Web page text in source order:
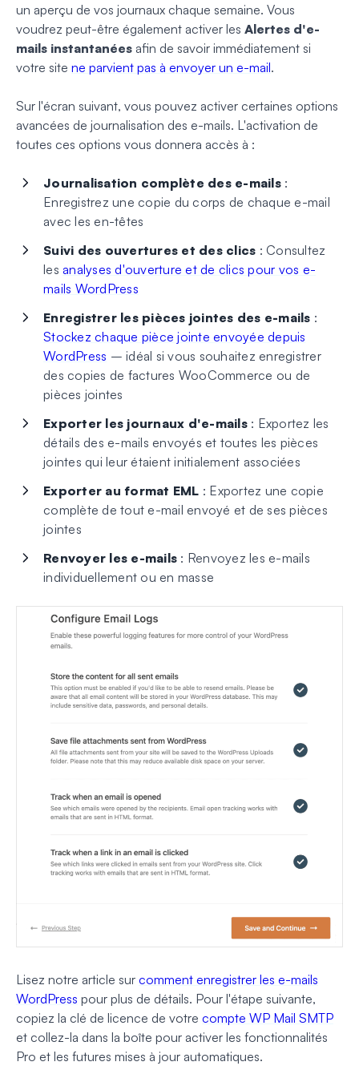
un aperçu de vos journaux chaque semaine. Vous
voudrez peut-être également activer les Alertes d'e-
mails instantanées afin de savoir immédiatement si
votre site ne parvient pas à envoyer un e-mail.
Sur l'écran suivant, vous pouvez activer certaines options
avancées de journalisation des e-mails. L'activation de
toutes ces options vous donnera accès à :
Journalisation complète des e-mails:
Enregistrez une copie du corps de chaque e-mail
avec les en-têtes
Suivi des ouvertures et des clics : Consultez
les analyses d'ouverture et de clics pour vos e-
mails WordPress
Enregistrer les pièces jointes des e-mails :
Stockez chaque pièce jointe envoyée depuis
WordPress – idéal si vous souhaitez enregistrer
des copies de factures WooCommerce ou de
pièces jointes
Exporter les journaux d'e-mails: Exportez les
détails des e-mails envoyés et toutes les pièces
jointes qui leur étaient initialement associées
Exporter au format EML : Exportez une copie
complète de tout e-mail envoyé et de ses pièces
jointes
Renvoyer les e-mails : Renvoyez les e-mails
individuellement ou en masse
Lisez notre article sur comment enregistrer les e-mails
WordPress pour plus de détails. Pour l'étape suivante,
copiez la clé de licence de votre compte WP Mail SMTP
et collez-la dans la boîte pour activer les fonctionnalités
Pro et les futures mises à jour automatiques.